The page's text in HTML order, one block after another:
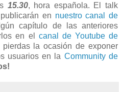
15.30, hora española. El talk
en nuestro canal de
capítulo de las anteriores
en el canal de Youtube de
pierdas la ocasión de exponer
usuarios en la Community de